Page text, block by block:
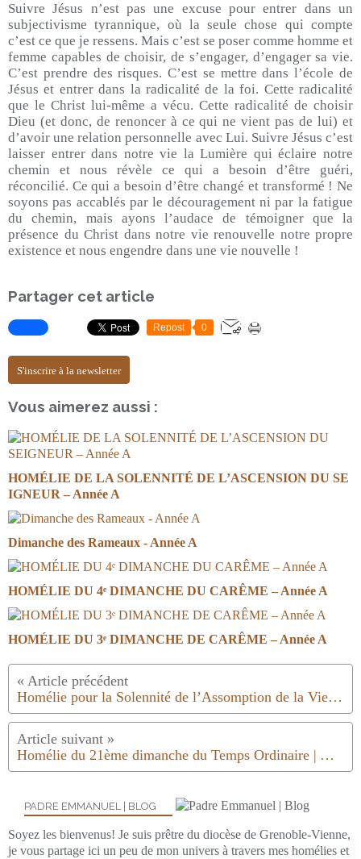
Suivre Jésus n’est pas une excuse pour entrer dans un
subjectivisme tyrannique, où la seule chose qui compte
c’est ce que je ressens. Mais c’est se poser comme homme et
femme capables de choisir, de s’engager, d’engager sa vie.
C’est prendre des risques. C’est se mettre dans l’école de
Jésus et entrer dans la radicalité de la foi. Cette radicalité
que le Christ lui-même a vécu. Cette radicalité de choisir
Dieu (et donc, de renoncer à ce qui ne vient pas de lui) et
d’avoir une relation personnelle avec Lui. Suivre Jésus c’est
laisser entrer dans notre vie la Lumière qui éclaire notre
chemin et nous révèle ce qui a besoin d’être guéri,
réconcilié. Ce qui a besoin d’être changé et transformé ! Ne
soyons pas accablés par le découragement ni par la fatigue
du chemin, mais ayons l’audace de témoigner que la
présence du Christ dans notre vie renouvelle notre propre
existence et nous engendre dans une vie nouvelle !
Partager cet article
Repost 0
S'inscrire à la newsletter
Vous aimerez aussi :
HOMÉLIE DE LA SOLENNITÉ DE L’ASCENSION DU SE
IGNEUR – Année A
Dimanche des Rameaux - Année A
HOMÉLIE DU 4ᵉ DIMANCHE DU CARÊME – Année A
HOMÉLIE DU 3ᵉ DIMANCHE DE CARÊME – Année A
Homélie pour la Solennité de l’Assomption de la Vierge Marie | 2019
Homélie du 21ème dimanche du Temps Ordinaire | Année C | 2019
PADRE EMMANUEL | BLOG
Soyez les bienvenus! Je suis prêtre du diocèse de Grenoble-Vienne,
je vous partage ici un peu de mon univers à travers mes homélies et